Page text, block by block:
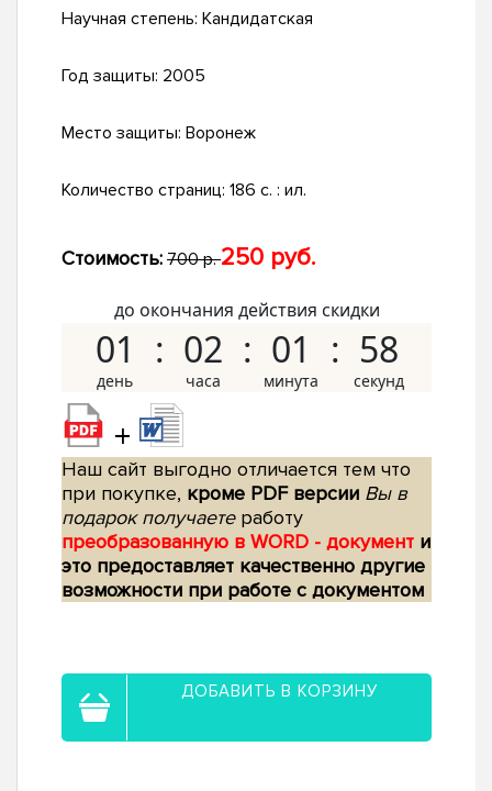
Научная степень: Кандидатская
Год защиты: 2005
Место защиты: Воронеж
Количество страниц: 186 с. : ил.
Стоимость: 700 р.250 руб.
до окончания действия скидки
01 02 01 57
+
Наш сайт выгодно отличается тем что
при покупке, кроме PDF версии Вы в
подарок получаетеработу
преобразованную в WORD - документ и
это предоставляет качественно другие
возможности при работе с документом
ДОБАВИТЬ В КОРЗИНУ